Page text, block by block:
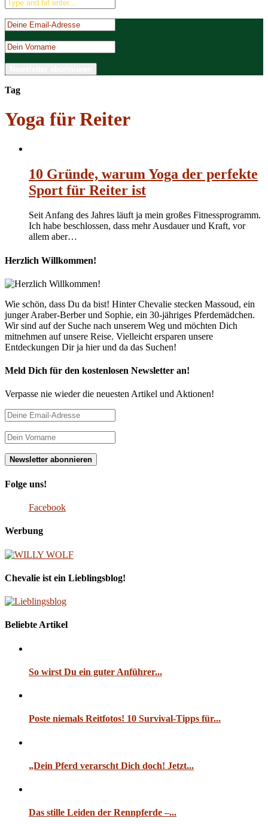
Tag
Yoga für Reiter
10 Gründe, warum Yoga der perfekte
Sport für Reiter ist
Seit Anfang des Jahres läuft ja mein großes Fitnessprogramm.
Ich habe beschlossen, dass mehr Ausdauer und Kraft, vor
allem aber…
Herzlich Willkommen!
Wie schön, dass Du da bist! Hinter Chevalie stecken Massoud, ein
junger Araber-Berber und Sophie, ein 30-jähriges Pferdemädchen.
Wir sind auf der Suche nach unserem Weg und möchten Dich
mitnehmen auf unsere Reise. Vielleicht ersparen unsere
Entdeckungen Dir ja hier und da das Suchen!
Meld Dich für den kostenlosen Newsletter an!
Verpasse nie wieder die neuesten Artikel und Aktionen!
Folge uns!
Facebook
Werbung
Chevalie ist ein Lieblingsblog!
Beliebte Artikel
So wirst Du ein guter Anführer...
Poste niemals Reitfotos! 10 Survival-Tipps für...
„Dein Pferd verarscht Dich doch! Jetzt...
Das stille Leiden der Rennpferde –...